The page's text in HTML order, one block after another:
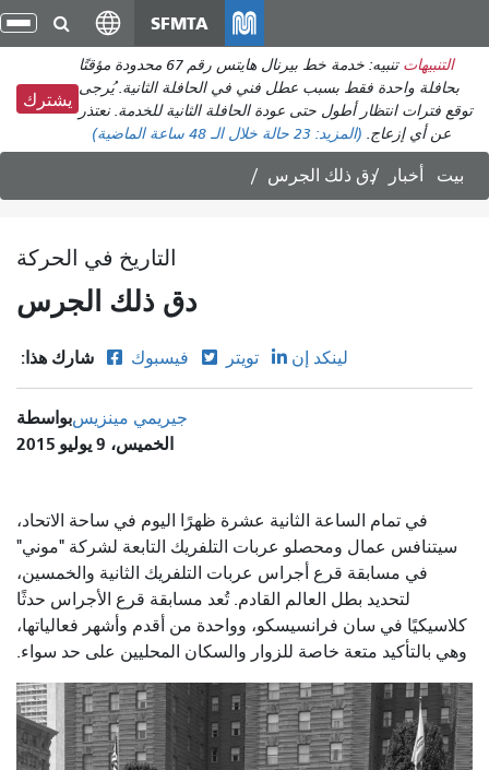
انتقل
إلى
المحتوى
الرئيسي
SFMTA
التنبيهات
تنبيه: خدمة خط بيرنال هايتس رقم 67 محدودة مؤقتًا
بحافلة واحدة فقط بسبب عطل فني في الحافلة الثانية. يُرجى
توقع فترات انتظار أطول حتى عودة الحافلة الثانية للخدمة. نعتذر
عن أي إزعاج. (المزيد: 23 حالة خلال الـ 48 ساعة الماضية)
يشترك
بيت أخبار دق ذلك الجرس
التاريخ في الحركة
دق ذلك الجرس
شارك هذا: فيسبوك تويتر لينكد إن
بواسطةجيريمي مينزيس
الخميس، 9 يوليو 2015
في تمام الساعة الثانية عشرة ظهرًا اليوم في ساحة الاتحاد،
سيتنافس عمال ومحصلو عربات التلفريك التابعة لشركة "موني"
في مسابقة قرع أجراس عربات التلفريك الثانية والخمسين،
لتحديد بطل العالم القادم. تُعد مسابقة قرع الأجراس حدثًا
كلاسيكيًا في سان فرانسيسكو، وواحدة من أقدم وأشهر فعالياتها،
وهي بالتأكيد متعة خاصة للزوار والسكان المحليين على حد سواء.